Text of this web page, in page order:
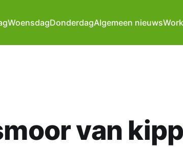
WoensdagDonderdagAlgemeen nieuws
van